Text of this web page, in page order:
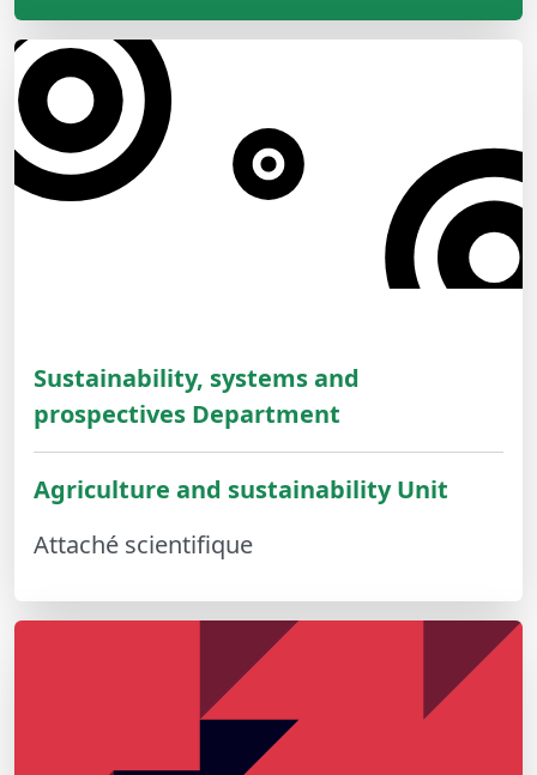
Sustainability, systems and
prospectives Department
Agriculture and sustainability Unit
Attaché scientifique